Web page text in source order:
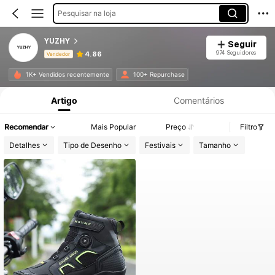
Pesquisar na loja
YUZHY
Vendedor 4.86
Seguir
974 Seguidores
1K+ Vendidos recentemente 100+ Repurchase
Informações do Produto: Divulgação de Preço, Vendas e Detalhes de Stock.
Artigo Comentários
Recomendar Mais Popular Preço
Filtro
Detalhes
Tipo de Desenho Festivais Tamanho